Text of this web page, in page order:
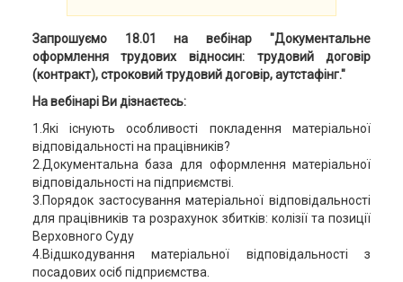
Запрошуємо 18.01 на вебінар "Документальне
оформлення трудових відносин: трудовий договір
(контракт), строковий трудовий договір, аутстафінг."
На вебінарі Ви дізнаєтесь:
1.Які існують особливості покладення матеріальної
відповідальності на працівників?
2.Документальна база для оформлення матеріальної
відповідальності на підприємстві.
3.Порядок застосування матеріальної відповідальності
для працівників та розрахунок збитків: колізії та позиції
Верховного Суду
4.Відшкодування матеріальної відповідальності з
посадових осіб підприємства.